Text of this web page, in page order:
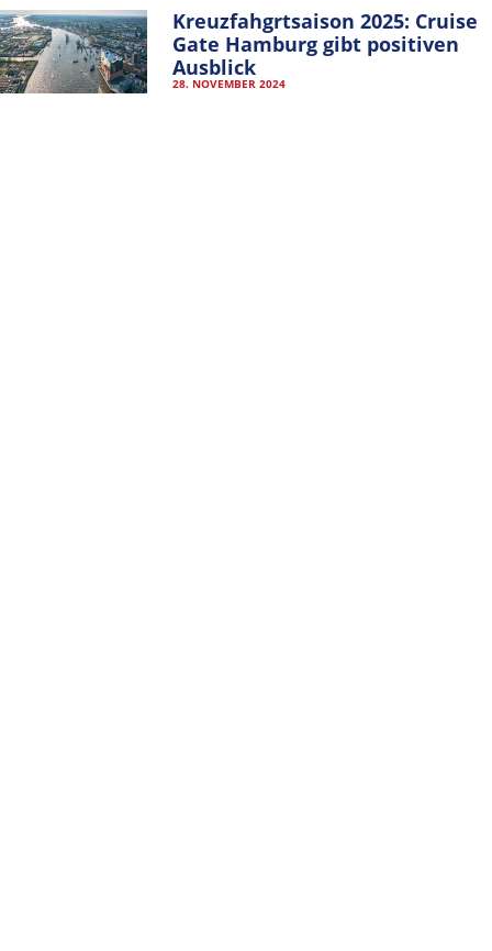
Kreuzfahgrtsaison 2025: Cruise
Gate Hamburg gibt positiven
Ausblick
28. NOVEMBER 2024
DATENSCHUTZERKLÄRUNG
VEREINSSATZUNG
MITGLIEDER-LOGIN